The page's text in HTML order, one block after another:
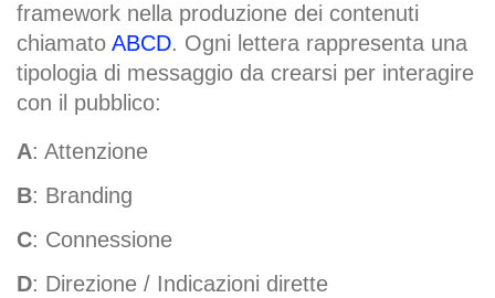
framework nella produzione dei contenuti
chiamato ABCD. Ogni lettera rappresenta una
tipologia di messaggio da crearsi per interagire
con il pubblico:
A: Attenzione
B: Branding
C: Connessione
D: Direzione / Indicazioni dirette